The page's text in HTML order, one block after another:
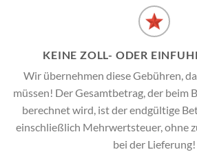
KEINE ZOLL- ODER
Wir übernehmen diese Gebühren,
müssen! Der Gesamtbetrag, der beim
berechnet wird, ist der endgültige
einschließlich Mehrwertsteuer, ohne
bei der Lieferung!